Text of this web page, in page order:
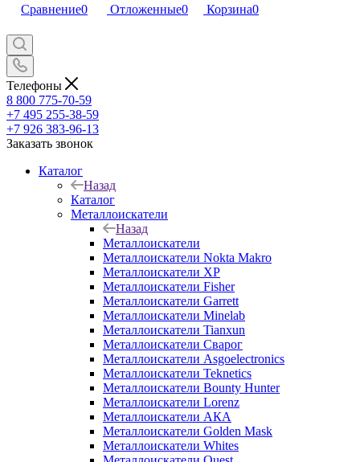
Сравнение0 Отложенные0 Корзина0
Телефоны
8 800 775-70-59
+7 495 255-38-59
+7 926 383-96-13
Заказать звонок
Каталог
Назад
Каталог
Металлоискатели
Назад
Металлоискатели
Металлоискатели Nokta Makro
Металлоискатели XP
Металлоискатели Fisher
Металлоискатели Garrett
Металлоискатели Minelab
Металлоискатели Tianxun
Металлоискатели Сварог
Металлоискатели Asgoelectronics
Металлоискатели Teknetics
Металлоискатели Bounty Hunter
Металлоискатели Lorenz
Металлоискатели АКА
Металлоискатели Golden Mask
Металлоискатели Whites